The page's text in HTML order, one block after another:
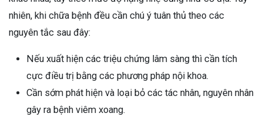
nhiên, khi chữa bệnh đều cần chú ý tuân thủ theo các
nguyên tắc sau đây:
Nếu xuất hiện các triệu chứng lâm sàng thì cần tích
cực điều trị bằng các phương pháp nội khoa.
Cần sớm phát hiện và loại bỏ các tác nhân, nguyên nhân
gây ra bệnh viêm xoang.